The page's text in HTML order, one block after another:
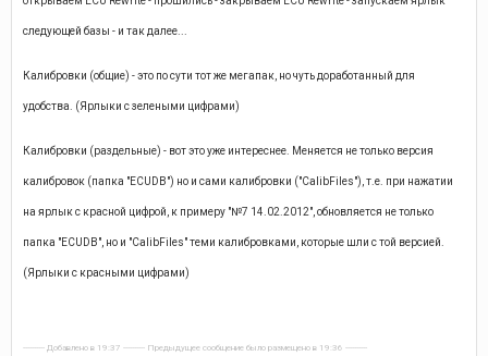
следующей базы - и так далее...
Калибровки (общие) - это по сути тот же мегапак, но чуть доработанный для
удобства. (Ярлыки с зелеными цифрами)
Калибровки (раздельные) - вот это уже интереснее. Меняется не только версия
калибровок (папка "ECUDB") но и сами калибровки ("CalibFiles"), т.е. при нажатии
на ярлык с красной цифрой, к примеру "№7 14.02.2012", обновляется не только
папка "ECUDB", но и "CalibFiles" теми калибровками, которые шли с той версией.
(Ярлыки с красными цифрами)
---------- Добавлено в 19:37 ---------- Предыдущее сообщение было размещено в 19:36 ----------